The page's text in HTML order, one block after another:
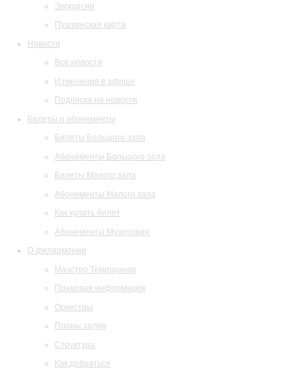
Экскурсии
Пушкинская карта
Новости
Все новости
Изменения в афише
Подписка на новости
Билеты и абонементы
Билеты Большого зала
Абонементы Большого зала
Билеты Малого зала
Абонементы Малого зала
Как купить билет
Абонементы Музитория
О филармонии
Маэстро Темирканов
Правовая информация
Оркестры
Планы залов
Структура
Как добраться